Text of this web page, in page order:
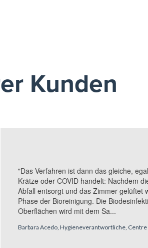
Kunden
"Das Verfahren ist dann das gleiche,
Krätze oder COVID handelt: Nachdem
Abfall entsorgt und das Zimmer gelüftet
Phase der Bioreinigung. Die
Oberflächen wird mit dem Sa...
Barbara Acedo, Hygieneverantwortliche,